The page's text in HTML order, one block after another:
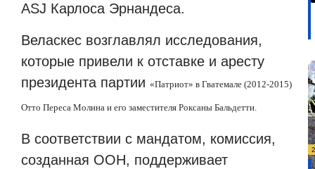
ASJ Карлоса Эрнандеса.
Веласкес возглавлял исследования,
которые привели к отставке и аресту
президента партии «Патриот» в Гватемале (2012-2015)
Отто Переса Молина и его заместителя Роксаны Бальдетти.
В соответствии с мандатом, комиссия,
созданная ООН, поддерживает